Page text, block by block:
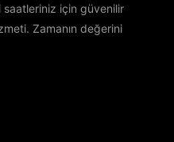
saatleriniz için güvenilir
Zamanın değerini